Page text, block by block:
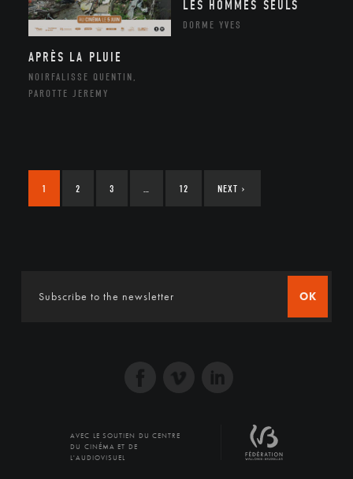
APRÈS LA PLUIE
NOIRFALISSE QUENTIN,
PAROTTE JEREMY
LES HOMMES SEULS
DORME YVES
1 2 3 12 NEXT ›
OK
AVEC LE SOUTIEN DU CENTRE
DU CINÉMA ET DE
L'AUDIOVISUEL